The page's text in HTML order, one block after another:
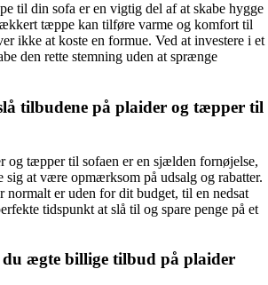
til din sofa er en vigtig del af at skabe hygge
tæppe kan tilføre varme og komfort til
ikke at koste en formue. Ved at investere i et
den rette stemning uden at sprænge
tilbudene på plaider og tæpper til
og tæpper til sofaen er en sjælden fornøjelse,
sig at være opmærksom på udsalg og rabatter.
normalt er uden for dit budget, til en nedsat
tidspunkt at slå til og spare penge på et
du ægte billige tilbud på plaider